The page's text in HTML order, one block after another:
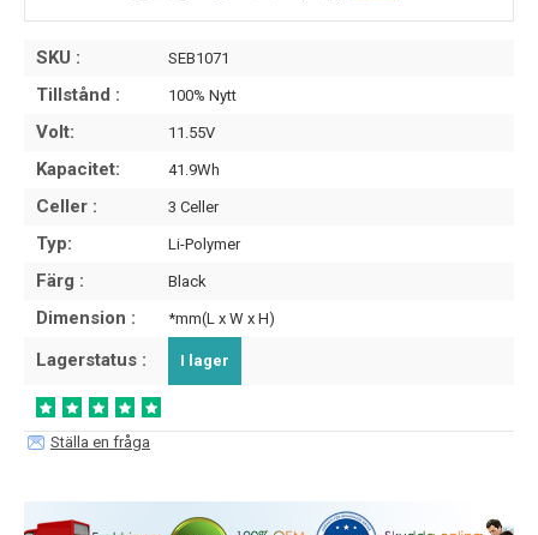
SKU : SEB1071
Tillstånd : 100% Nytt
Volt: 11.55V
Kapacitet: 41.9Wh
Celler : 3 Celler
Typ: Li-Polymer
Färg : Black
Dimension : *mm(L x W x H)
Lagerstatus : I lager
Ställa en fråga